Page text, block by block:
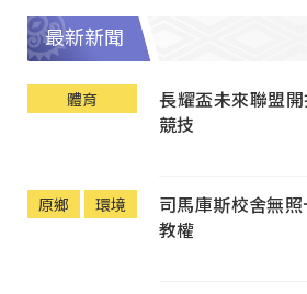
最新新聞
體育
長耀盃未來聯盟
競技
原鄉 環境
司馬庫斯校舍無
教權